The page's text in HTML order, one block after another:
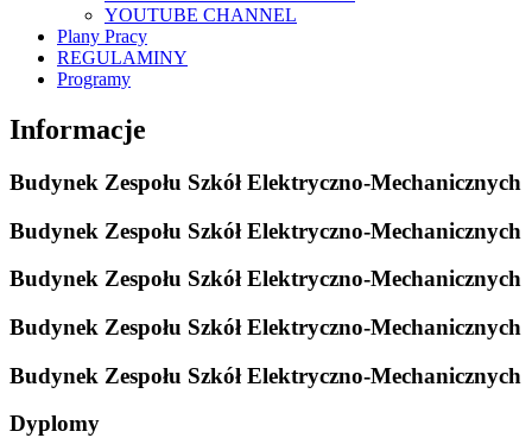
YOUTUBE CHANNEL
Plany Pracy
REGULAMINY
Programy
Informacje
Budynek Zespołu Szkół Elektryczno-Mechanicznych
Budynek Zespołu Szkół Elektryczno-Mechanicznych
Budynek Zespołu Szkół Elektryczno-Mechanicznych
Budynek Zespołu Szkół Elektryczno-Mechanicznych
Budynek Zespołu Szkół Elektryczno-Mechanicznych
Dyplomy